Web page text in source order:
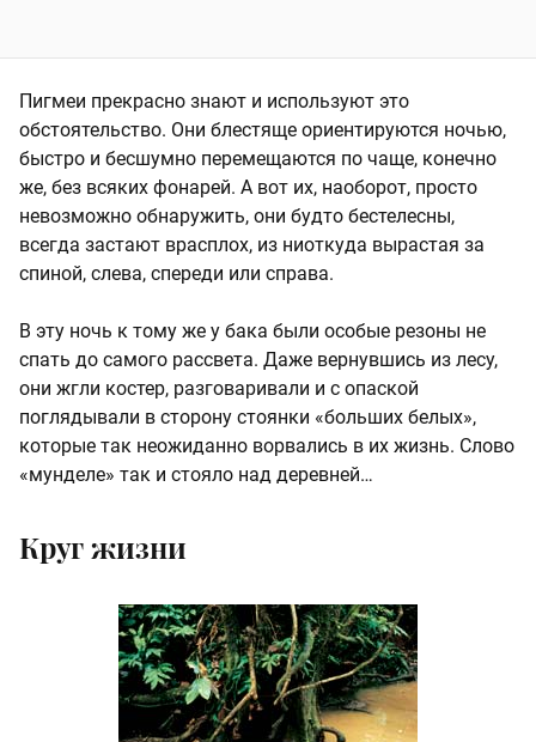
Пигмеи прекрасно знают и используют это
обстоятельство. Они блестяще ориентируются ночью,
быстро и бесшумно перемещаются по чаще, конечно
же, без всяких фонарей. А вот их, наоборот, просто
невозможно обнаружить, они будто бестелесны,
всегда застают врасплох, из ниоткуда вырастая за
спиной, слева, спереди или справа.
В эту ночь к тому же у бака были особые резоны не
спать до самого рассвета. Даже вернувшись из лесу,
они жгли костер, разговаривали и с опаской
поглядывали в сторону стоянки «больших белых»,
которые так неожиданно ворвались в их жизнь. Слово
«мунделе» так и стояло над деревней…
Круг жизни